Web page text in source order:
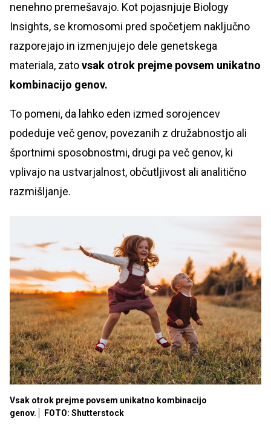
nenehno premešavajo. Kot pojasnjuje Biology
Insights, se kromosomi pred spočetjem naključno
razporejajo in izmenjujejo dele genetskega
materiala, zatovsak otrok prejme povsem unikatno
kombinacijo genov.
To pomeni, da lahko eden izmed sorojencev
podeduje več genov, povezanih z družabnostjo ali
športnimi sposobnostmi, drugi pa več genov, ki
vplivajo na ustvarjalnost, občutljivost ali analitično
razmišljanje.
Vsak otrok prejme povsem unikatno kombinacijo
genov.
FOTO: Shutterstock